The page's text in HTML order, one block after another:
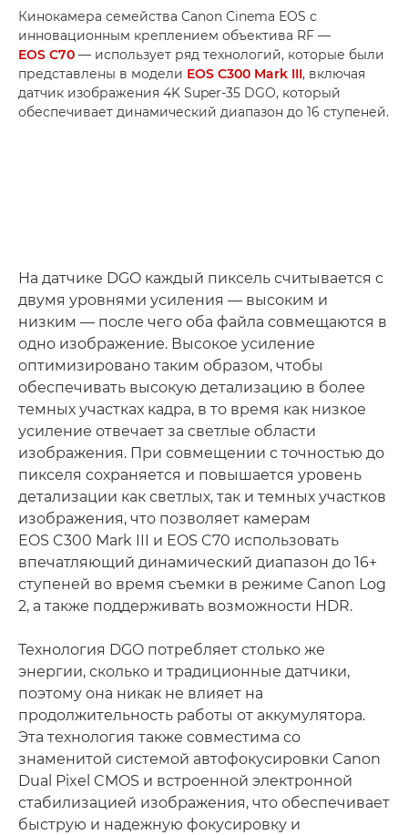
Кинокамера семейства Canon Cinema EOS с
инновационным креплением объектива RF —
EOS C70 — использует ряд технологий, которые были
представлены в модели EOS C300 Mark III, включая
датчик изображения 4K Super-35 DGO, который
обеспечивает динамический диапазон до 16 ступеней.
На датчике DGO каждый пиксель считывается с
двумя уровнями усиления — высоким и
низким — после чего оба файла совмещаются в
одно изображение. Высокое усиление
оптимизировано таким образом, чтобы
обеспечивать высокую детализацию в более
темных участках кадра, в то время как низкое
усиление отвечает за светлые области
изображения. При совмещении с точностью до
пикселя сохраняется и повышается уровень
детализации как светлых, так и темных участков
изображения, что позволяет камерам
EOS C300 Mark III и EOS C70 использовать
впечатляющий динамический диапазон до 16+
ступеней во время съемки в режиме Canon Log
2, а также поддерживать возможности HDR.
Технология DGO потребляет столько же
энергии, сколько и традиционные датчики,
поэтому она никак не влияет на
продолжительность работы от аккумулятора.
Эта технология также совместима со
знаменитой системой автофокусировки Canon
Dual Pixel CMOS и встроенной электронной
стабилизацией изображения, что обеспечивает
быструю и надежную фокусировку и